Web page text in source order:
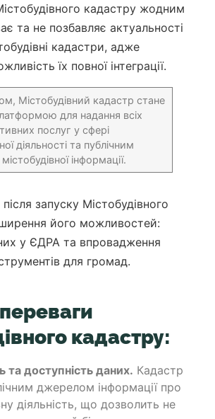
кадастру жодним
та не позбавляє актуальності
кадастри, адже
їх повної інтеграції.
Містобудівний кадастр стане
для надання всіх
послуг у сфері
діяльності та публічним
інформації.
запуску Містобудівного
його можливостей:
у ЄДРА та впровадження
для громад.
кадастру:
та доступність даних. Кадастр
джерелом інформації про
діяльність, що дозволить не